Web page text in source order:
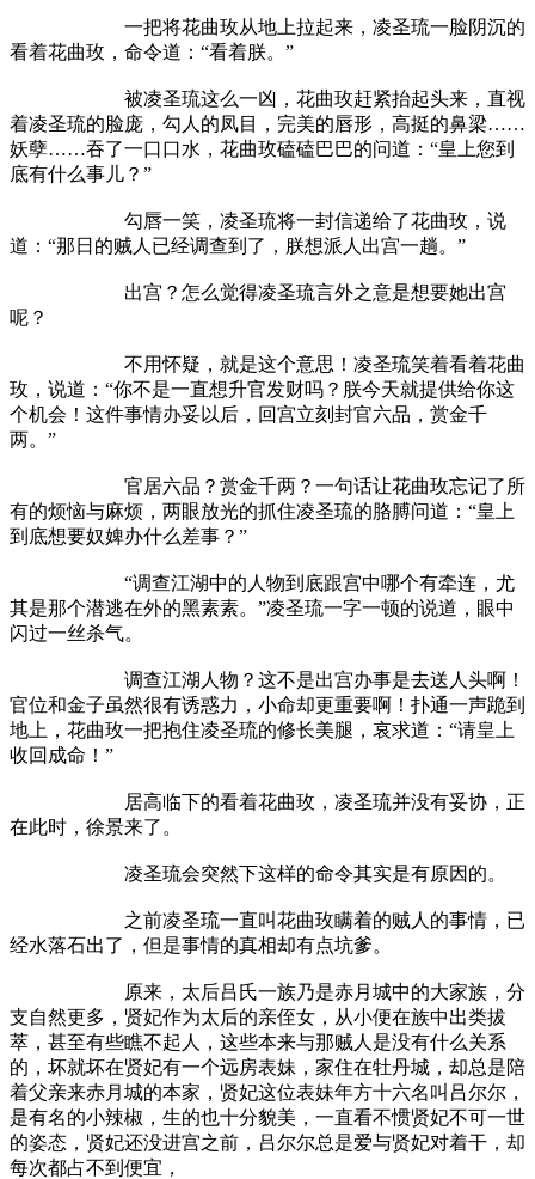
一把将花曲玫从地上拉起来，凌圣琉一脸阴沉的
看着花曲玫，命令道：“看着朕。”
被凌圣琉这么一凶，花曲玫赶紧抬起头来，直视
着凌圣琉的脸庞，勾人的凤目，完美的唇形，高挺的鼻梁……
妖孽……吞了一口口水，花曲玫磕磕巴巴的问道：“皇上您到
底有什么事儿？”
勾唇一笑，凌圣琉将一封信递给了花曲玫，说
道：“那日的贼人已经调查到了，朕想派人出宫一趟。”
出宫？怎么觉得凌圣琉言外之意是想要她出宫
呢？
不用怀疑，就是这个意思！凌圣琉笑着看着花曲
玫，说道：“你不是一直想升官发财吗？朕今天就提供给你这
个机会！这件事情办妥以后，回宫立刻封官六品，赏金千
两。”
官居六品？赏金千两？一句话让花曲玫忘记了所
有的烦恼与麻烦，两眼放光的抓住凌圣琉的胳膊问道：“皇上
到底想要奴婢办什么差事？”
“调查江湖中的人物到底跟宫中哪个有牵连，尤
其是那个潜逃在外的黑素素。”凌圣琉一字一顿的说道，眼中
闪过一丝杀气。
调查江湖人物？这不是出宫办事是去送人头啊！
官位和金子虽然很有诱惑力，小命却更重要啊！扑通一声跪到
地上，花曲玫一把抱住凌圣琉的修长美腿，哀求道：“请皇上
收回成命！”
居高临下的看着花曲玫，凌圣琉并没有妥协，正
在此时，徐景来了。
凌圣琉会突然下这样的命令其实是有原因的。
之前凌圣琉一直叫花曲玫瞒着的贼人的事情，已
经水落石出了，但是事情的真相却有点坑爹。
原来，太后吕氏一族乃是赤月城中的大家族，分
支自然更多，贤妃作为太后的亲侄女，从小便在族中出类拔
萃，甚至有些瞧不起人，这些本来与那贼人是没有什么关系
的，坏就坏在贤妃有一个远房表妹，家住在牡丹城，却总是陪
着父亲来赤月城的本家，贤妃这位表妹年方十六名叫吕尔尔，
是有名的小辣椒，生的也十分貌美，一直看不惯贤妃不可一世
的姿态，贤妃还没进宫之前，吕尔尔总是爱与贤妃对着干，却
每次都占不到便宜，